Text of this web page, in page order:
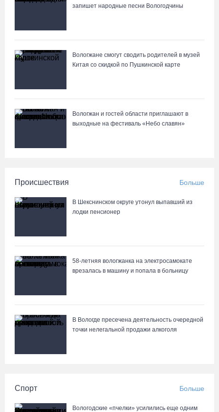
07.08.26 / 08:49
запишет народные песни Вологодчины
Вологжане смогут сводить родителей в музей
Китая со скидкой по Пушкинской карте
Вологжан и гостей области приглашают в
выходные на фестиваль «Небо славян»
Происшествия Больше
В Шекснинском округе утонул выпавший из
лодки пенсионер
58-летняя вологжанка на электросамокате
врезалась в машину и попала в больницу
В Вологде пресечена деятельность очередной
точки нелегальной продажи алкоголя
Спорт Больше
Вологодские «пчелки» усилились еще одним